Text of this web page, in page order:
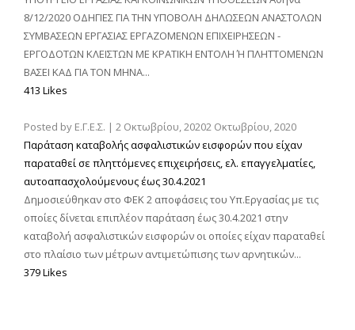
8/12/2020 ΟΔΗΓΙΕΣ ΓΙΑ ΤΗΝ ΥΠΟΒΟΛΗ ΔΗΛΩΣΕΩΝ ΑΝΑΣΤΟΛΩΝ
ΣΥΜΒΑΣΕΩΝ ΕΡΓΑΣΙΑΣ ΕΡΓΑΖΟΜΕΝΩΝ ΕΠΙΧΕΙΡΗΣΕΩΝ -
ΕΡΓΟΔΟΤΩΝ ΚΛΕΙΣΤΩΝ ΜΕ ΚΡΑΤΙΚΗ ΕΝΤΟΛΗ Ή ΠΛΗΤΤΟΜΕΝΩΝ
ΒΑΣΕΙ ΚΑΔ ΓΙΑ ΤΟΝ ΜΗΝΑ...
413 Likes
Posted by Ε.Γ.Ε.Σ. | 2 Οκτωβρίου, 20202 Οκτωβρίου, 2020
Παράταση καταβολής ασφαλιστικών εισφορών που είχαν
παραταθεί σε πληττόμενες επιχειρήσεις, ελ. επαγγελματίες,
αυτοαπασχολούμενους έως 30.4.2021
Δημοσιεύθηκαν στο ΦΕΚ 2 αποφάσεις του Υπ.Εργασίας με τις
οποίες δίνεται επιπλέον παράταση έως 30.4.2021 στην
καταβολή ασφαλιστικών εισφορών οι οποίες είχαν παραταθεί
στο πλαίσιο των μέτρων αντιμετώπισης των αρνητικών...
379 Likes